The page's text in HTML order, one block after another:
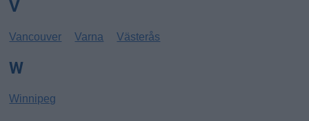
V
Vancouver Varna Västerås
W
Winnipeg